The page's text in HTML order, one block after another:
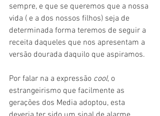
sempre, e que se queremos que a nossa
vida ( e a dos nossos filhos) seja de
determinada forma teremos de seguir a
receita daqueles que nos apresentam a
versão dourada daquilo que aspiramos.
Por falar na a expressão cool, o
estrangeirismo que facilmente as
gerações dos Media adoptou, esta